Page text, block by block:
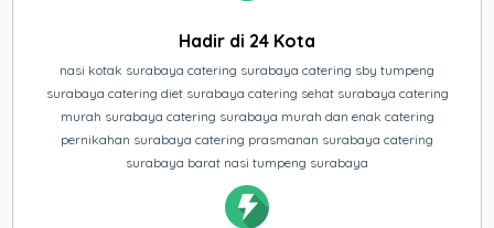
Hadir di 24 Kota
nasi kotak surabaya catering surabaya catering sby tumpeng
surabaya catering diet surabaya catering sehat surabaya catering
murah surabaya catering surabaya murah dan enak catering
pernikahan surabaya catering prasmanan surabaya catering
surabaya barat nasi tumpeng surabaya